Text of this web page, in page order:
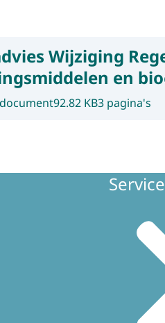
Wijziging
en
92.82 KB3 pagina's
Service